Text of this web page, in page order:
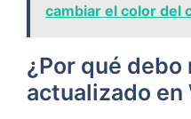
cambiar el color del
¿Por qué
actualizado en